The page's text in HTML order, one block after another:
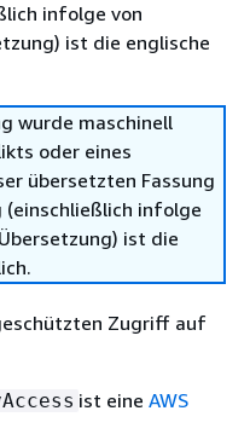
infolge von
ist die englische
wurde maschinell
oder eines
übersetzten Fassung
(einschließlich infolge
ist die
Zugriff auf
ist eine AWS